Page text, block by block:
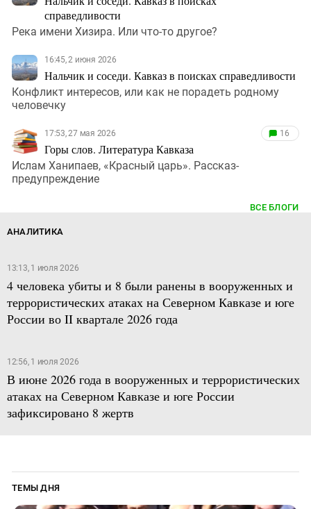
справедливости
Река имени Хизира. Или что-то другое?
16:45, 2 июня 2026
Нальчик и соседи. Кавказ в поисках справедливости
Конфликт интересов, или как не порадеть родному
человечку
17:53, 27 мая 2026
Горы слов. Литература Кавказа
16
Ислам Ханипаев, «Красный царь». Рассказ-
предупреждение
ВСЕ БЛОГИ
АНАЛИТИКА
13:13, 1 июля 2026
4 человека убиты и 8 были ранены в вооруженных и
террористических атаках на Северном Кавказе и юге
России во II квартале 2026 года
12:56, 1 июля 2026
В июне 2026 года в вооруженных и террористических
атаках на Северном Кавказе и юге России
зафиксировано 8 жертв
ТЕМЫ ДНЯ